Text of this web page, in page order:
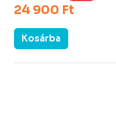
24 900 Ft
Kosárba